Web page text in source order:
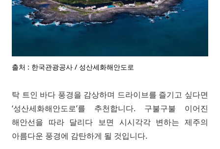
출처 : 한국관광공사 / 성산세화해안도로
탁 트인 바다 풍경을 감상하며 드라이브를 즐기고 싶다면
‘성산세화해안도로’를 추천합니다. 구불구불 이어진
해안선을 따라 달리다 보면 시시각각 변하는 제주의
아름다운 풍경에 감탄하게 될 것입니다.